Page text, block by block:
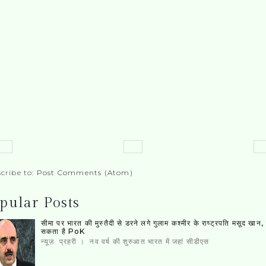
to: Post Comments (Atom)
Posts
सीमा पर भारत की मुस्‍तैदी से डरने लगे गुलाम कश्‍मीर के राष्‍ट्रपति मसूद खान,
सकता है PoK
न्यूज़ प्रहरी । नव वर्ष की शुरुआत भारत में जहां सीडीएस